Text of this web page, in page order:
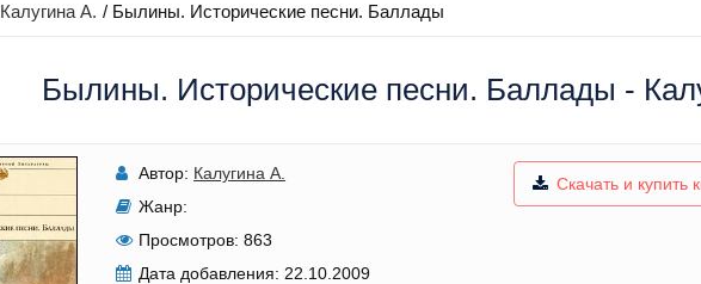
Калугина А. / Былины. Исторические песни. Баллады
Былины. Исторические песни. Баллады -
Автор: Калугина А.
Жанр:
Просмотров: 863
Дата добавления: 22.10.2009
Скачать и купить